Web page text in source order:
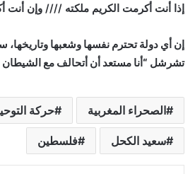
إذا أنت أكرمت الكريم ملكته //// وإن أنت
إن أي دولة تحترم نفسها وشعبها وتاريخها،
تشرشل “أنا مستعد أن أتحالف مع الشيطان
الصحراء المغربية حركة
سعيد الكحل فلسطين